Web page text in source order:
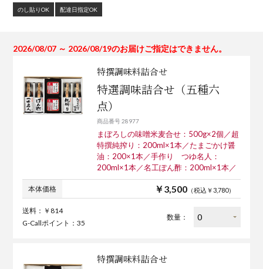
のし貼りOK 配達日指定OK
2026/08/07 ～ 2026/08/19のお届けご指定はできません。
特撰調味料詰合せ
特選調味詰合せ（五種六
点）
商品番号 28977
まぼろしの味噌米麦合せ：500g×2個／超
特撰純搾り：200ml×1本／たまごかけ醤
油：200×1本／手作り つゆ名人：
200ml×1本／名工ぽん酢：200ml×1本／
本体価格 ￥3,500（税込￥3,780）
送料：￥814
G-Callポイント：35
数量：
特撰調味料詰合せ